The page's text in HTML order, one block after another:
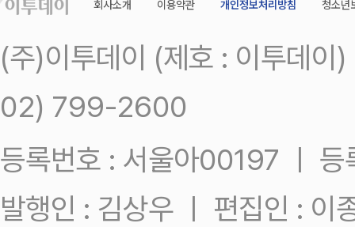
회사소개 이용약관 개인정보처리방침 청소년
(주)이투데이 (제호 : 이투데
02) 799-2600
등록번호 : 서울아00197 ㅣ
발행인 : 김상우 ㅣ 편집인 : 이